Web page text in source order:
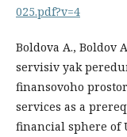
025.pdf?v=4
Boldova A., Boldov
servisiv yak
finansovoho
services as a
financial sphere of